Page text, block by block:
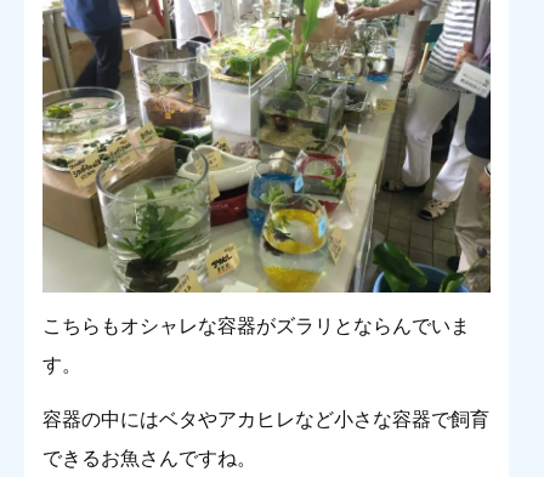
こちらもオシャレな容器がズラリとならんでいま
す。
容器の中にはベタやアカヒレなど小さな容器で飼育
できるお魚さんですね。